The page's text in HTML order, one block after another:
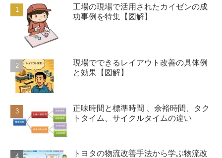
工場の現場で活用されたカイゼンの成
功事例を特集【図解】
現場でできるレイアウト改善の具体例
と効果【図解】
正味時間と標準時間 、余裕時間、タク
トタイム、サイクルタイムの違い
トヨタの物流改善手法から学ぶ物流改